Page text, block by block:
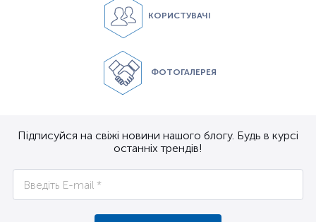
КОРИСТУВАЧІ
ФОТОГАЛЕРЕЯ
Підписуйся на свіжі новини нашого блогу. Будь в курсі
останніх трендів!